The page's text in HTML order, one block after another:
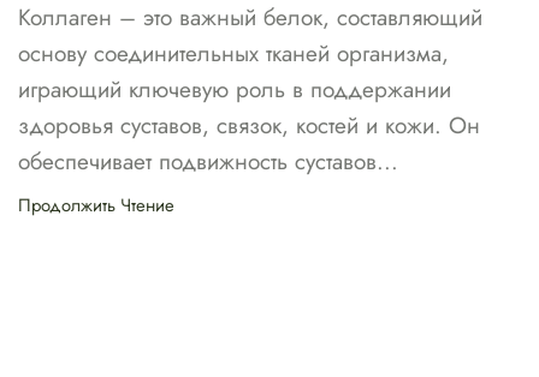
Коллаген – это важный белок, составляющий
основу соединительных тканей организма,
играющий ключевую роль в поддержании
здоровья суставов, связок, костей и кожи. Он
обеспечивает подвижность суставов...
Продолжить Чтение